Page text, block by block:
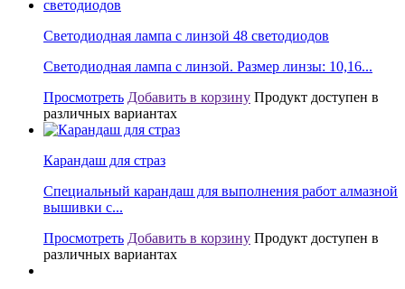
Светодиодная лампа с линзой 48 светодиодов
Светодиодная лампа с линзой. Размер линзы: 10,16...
Просмотреть Добавить в корзину Продукт доступен в
различных вариантах
Карандаш для страз
Специальный карандаш для выполнения работ алмазной
вышивки с...
Просмотреть Добавить в корзину Продукт доступен в
различных вариантах